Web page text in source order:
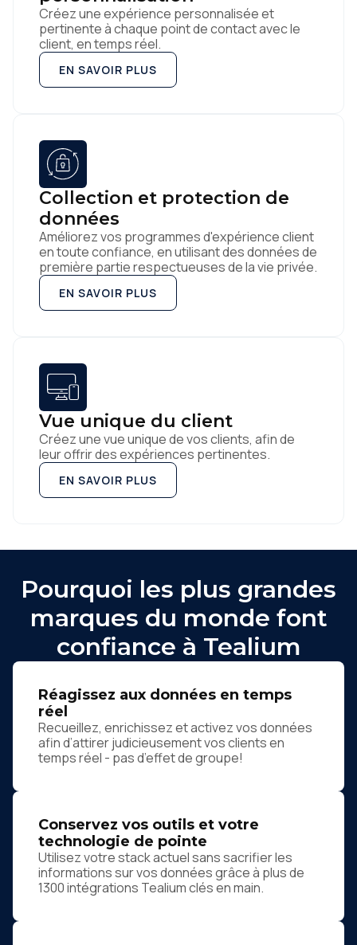
Créez une expérience personnalisée et
pertinente à chaque point de contact avec le
client, en temps réel.
EN SAVOIR PLUS
Collection et protection de
données
Améliorez vos programmes d'expérience client
en toute confiance, en utilisant des données de
première partie respectueuses de la vie privée.
EN SAVOIR PLUS
Vue unique du client
Créez une vue unique de vos clients, afin de
leur offrir des expériences pertinentes.
EN SAVOIR PLUS
Pourquoi les plus grandes
marques du monde font
confiance à Tealium
Réagissez aux données en temps
réel
Recueillez, enrichissez et activez vos données
afin d’attirer judicieusement vos clients en
temps réel - pas d’effet de groupe!
Conservez vos outils et votre
technologie de pointe
Utilisez votre stack actuel sans sacrifier les
informations sur vos données grâce à plus de
1300 intégrations Tealium clés en main.